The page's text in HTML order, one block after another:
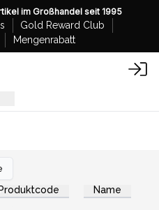
im Großhandel seit 1995
Gold Reward Club
Mengenrabatt
Produktcode Name
Registrieren für
Großhandelspreise